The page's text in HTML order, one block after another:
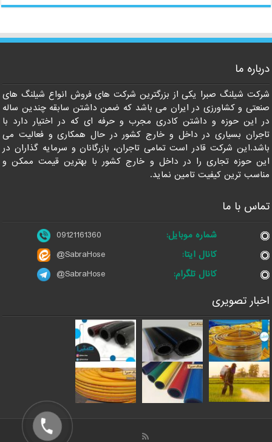
درباره ما
شرکت شیلنگ صبرا یکی از بزرگترین شرکت های فروش انواع شیلنگ های
صنعتی و کشاورزی در ایران می باشد که ضمن داشتن سابقه چندین ساله
در این حوزه و داشتن کادری مجرب و حرفه ای که در اختیار دارد با
تاجران بسیاری در داخل و خارج کشور در حال همکاری و فعالیت می
باشد.این شرکت قادر است تمامی تاجران، بازرگانان و سرمایه گذاران در
این حوزه تجاری را در داخل و خارج کشور با بهترین قیمت ممکن و
مناسب ترین کیفیت تامین نماید.
تماس با ما
شماره موبایل:
09121161360
کانال ایتا:
@SabraHose
کانال تلگرام:
@SabraHose
اخبار تصویری